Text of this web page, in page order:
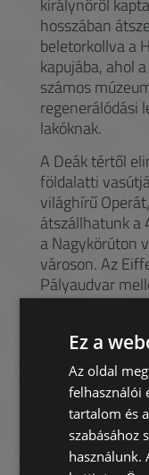
hosszában
beletorkollva a
kapujába, ahol
számos
regenerálódási
lakóknak.
A Deák tértől
földalatti
világhírű
átszállhatunk a
a Nagykörúton
városon. Az
Pályaudvar
Center,
üzletekkel,
kikapcsolódni
kávézók
mind a Liszt
A Nagymező
előadásait a
Ez a
Az oldal
felhasználói
tartalom és
szabásához
használunk.